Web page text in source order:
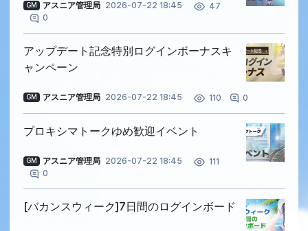
GM アスニア管理局 2026-07-22 18:45
47
0
アップデート記念特別ログインボーナスキ
ャンペーン
GM アスニア管理局 2026-07-22 18:45 110 0
プロキシマトークゆめ歓迎イベント
GM アスニア管理局 2026-07-22 18:45
111
0
[バカンスウィーク]7日間のログインボード